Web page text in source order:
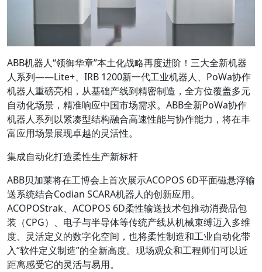
ABB机器人“领御华章”本土化战略再度进阶！三大全新机器
人系列——Lite+、IRB 1200新一代工业机器人、PoWa协作
机器人重磅亮相，从基础产线到精密制造，全方位覆盖多元
自动化场景，精准响应中国市场需求。ABB全新PoWa协作
机器人系列以紧凑型结构融合高速性能与协作能力，将在丰
富应用场景展现卓越的灵活性。
集成自动化打造柔性生产新标杆
ABB贝加莱将在工博会上首次展示ACOPOS 6D平面磁悬浮输
送系统结合Codian SCARA机器人的创新应用。
ACOPOStrak、ACOPOS 6D柔性输送技术包推动消费品包
装（CPG）、电子与半导体等传统产线从机械束缚迈入多维
度、灵活定义的数字化空间，也将柔性制造和工业自动化带
入“软件定义制造”的全新高度。现场观众和工程师们可以近
距离感受它的灵活与易用。